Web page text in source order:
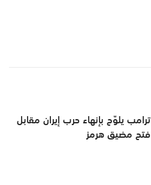
ترامب يلوّح بإنهاء حرب إيران مقابل
فتح مضيق هرمز